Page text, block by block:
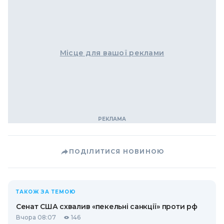
Місце для вашої реклами
ПОДІЛИТИСЯ НОВИНОЮ
ТАКОЖ ЗА ТЕМОЮ
Сенат США схвалив «пекельні санкції» проти рф
Вчора 08:07 146